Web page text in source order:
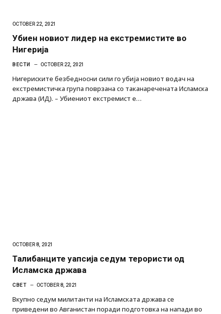
OCTOBER 22, 2021
Убиен новиот лидер на екстремистите во
Нигерија
ВЕСТИ OCTOBER 22, 2021
Нигериските безбедносни сили го убија новиот водач на
екстремистичка група поврзана со таканаречената Исламска
држава (ИД). – Убиениот екстремист е…
OCTOBER 8, 2021
Талибанците уапсија седум терористи од
Исламска држава
СВЕТ OCTOBER 8, 2021
Вкупно седум милитанти на Исламската држава се
приведени во Авганистан поради подготовка на напади во